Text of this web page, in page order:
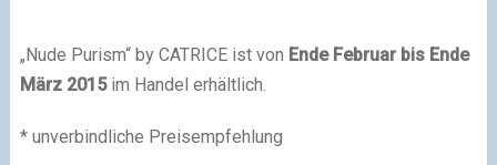
„Nude Purism“ by CATRICE ist von Ende Februar bis Ende
März 2015im Handel erhältlich.
* unverbindliche Preisempfehlung